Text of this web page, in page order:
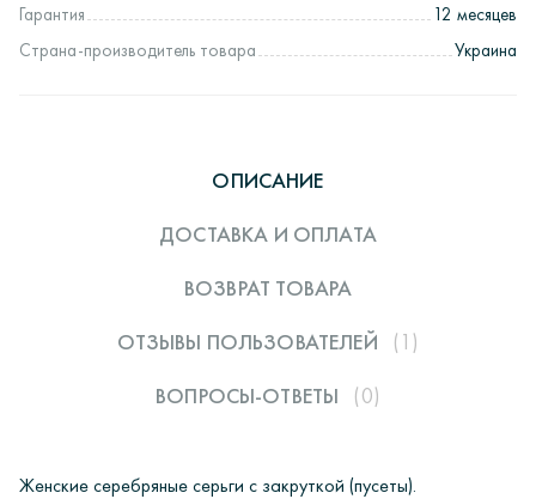
Гарантия
12 месяцев
Страна-производитель товара
Украина
ОПИСАНИЕ
ДОСТАВКА И ОПЛАТА
ВОЗВРАТ ТОВАРА
ОТЗЫВЫ ПОЛЬЗОВАТЕЛЕЙ
(1)
ВОПРОСЫ-ОТВЕТЫ
(0)
Женские серебряные серьги с закруткой (пусеты).